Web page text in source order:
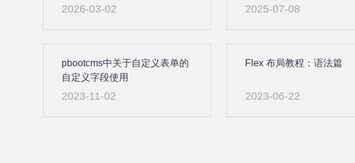
2026-03-02 2025-07-08
pbootcms中关于自定义表单的
自定义字段使用
2023-11-02
Flex 布局教程：语法篇
2023-06-22